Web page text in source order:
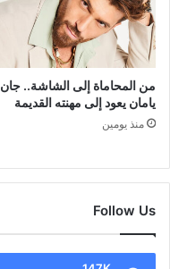
من المحاماة إلى الشاشة.. جان
يامان يعود إلى مهنته القديمة
منذ يومين
Follow Us